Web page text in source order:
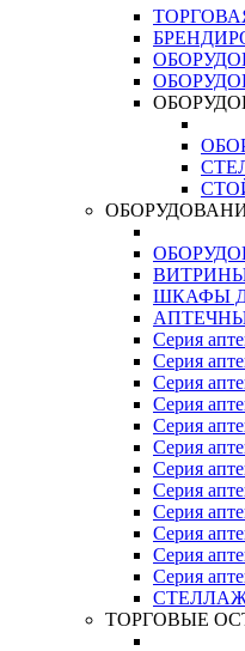
ШКАФЫ
Серия
Серия
Серия
Серия
Серия
Серия
Серия
Серия
Серия
Серия
Серия
Серия
ТОРГОВЫЕ